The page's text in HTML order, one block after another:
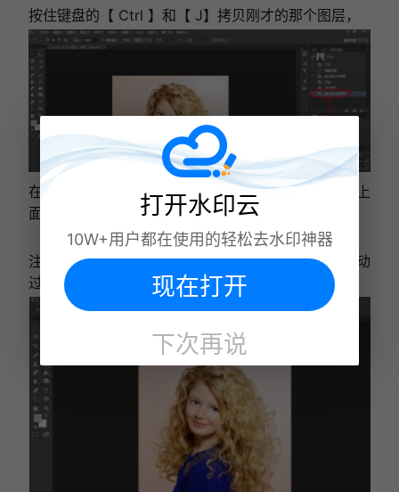
按住键盘的【 Ctrl 】和【 J】拷贝刚才的那个图层，
在把这个拷贝的图层，对齐移动到每一个其他水印上
面，其他水印也就会跟着消失了。
注意：其他水印有2个，那就要拷贝两个图层，再移动
过去。
打开水印云
10W+用户都在使用的轻松去水印神器
现在打开
下次再说